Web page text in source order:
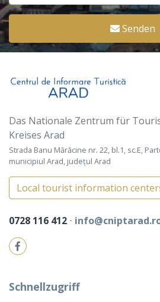
Senden
Das Nationale Zentrum für
Kreises Arad
Strada Banu Mărăcine nr. 22, bl.1, sc.E,
municipiul Arad, județul Arad
Local tourist information
0728 116 412 ⋅
Schnellzugriff